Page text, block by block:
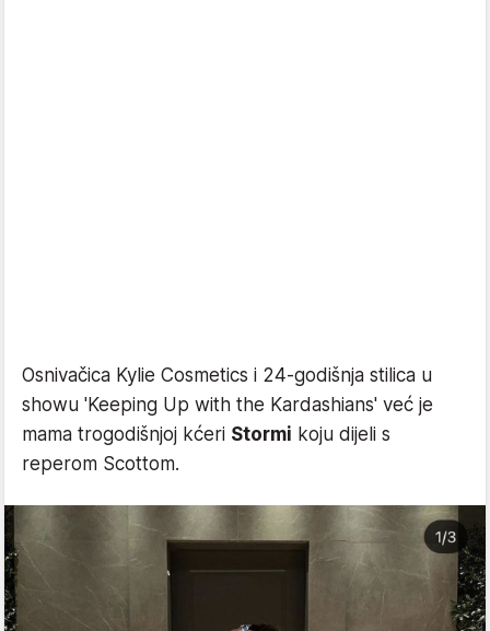
Osnivačica Kylie Cosmetics i 24-godišnja stilica u
showu 'Keeping Up with the Kardashians' već je
mama trogodišnjoj kćeri Stormi koju dijeli s
reperom Scottom.